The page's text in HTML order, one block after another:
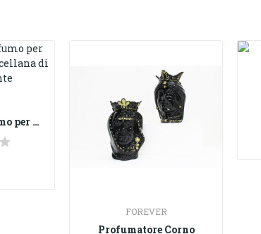
Bottiglina Profumo per Ambiente con Porcellana...
FOREVER
Profumatore Corno